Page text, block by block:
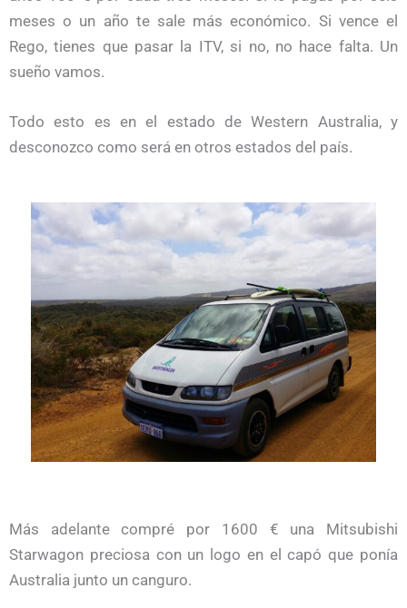
meses o un año te sale más económico. Si vence el
Rego, tienes que pasar la ITV, si no, no hace falta. Un
sueño vamos.
Todo esto es en el estado de Western Australia, y
desconozco como será en otros estados del país.
Más adelante compré por 1600 € una Mitsubishi
Starwagon preciosa con un logo en el capó que ponía
Australia junto un canguro.